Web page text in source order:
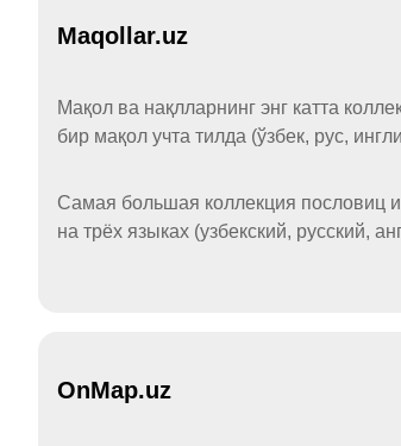
Maqollar.uz
Мақол ва нақлларнинг энг катта
бир мақол учта тилда (ўзбек, рус,
Самая большая коллекция пословиц
на трёх языках (узбекский, русский,
OnMap.uz